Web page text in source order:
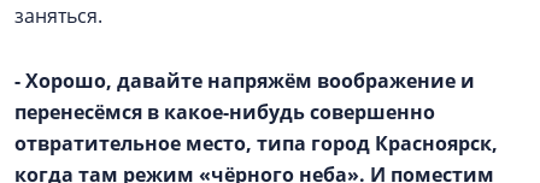
заняться.
- Хорошо, давайте напряжём воображение и
перенесёмся в какое-нибудь совершенно
отвратительное место, типа город Красноярск,
когда там режим «чёрного неба». И поместим